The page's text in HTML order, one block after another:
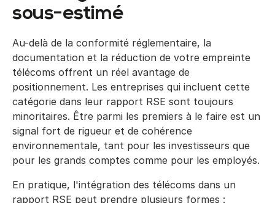
sous-estimé
Au-delà de la conformité réglementaire, la
documentation et la réduction de votre empreinte
télécoms offrent un réel avantage de
positionnement. Les entreprises qui incluent cette
catégorie dans leur rapport RSE sont toujours
minoritaires. Être parmi les premiers à le faire est un
signal fort de rigueur et de cohérence
environnementale, tant pour les investisseurs que
pour les grands comptes comme pour les employés.
En pratique, l'intégration des télécoms dans un
rapport RSE peut prendre plusieurs formes :